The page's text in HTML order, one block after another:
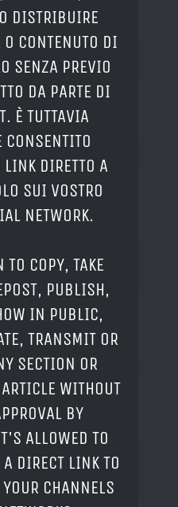
DISTRIBUIRE
CONTENUTO DI
SENZA PREVIO
DA PARTE DI
È TUTTAVIA
DIRETTO A
SUI VOSTRO
NETWORK.
COPY, TAKE
PUBLISH,
IN PUBLIC,
TRANSMIT OR
SECTION OR
WITHOUT
BY
ALLOWED TO
DIRECT LINK TO
CHANNELS